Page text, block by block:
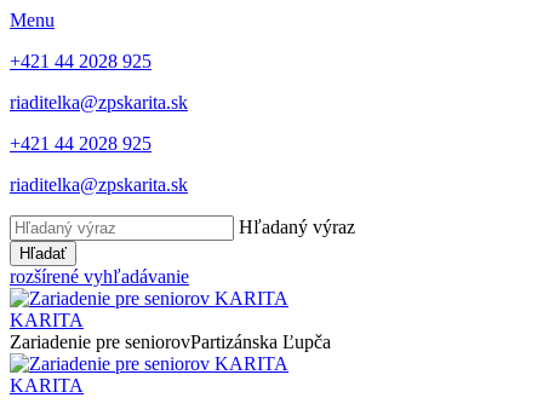
Menu
+421 44 2028 925
riaditelka@zpskarita.sk
+421 44 2028 925
riaditelka@zpskarita.sk
Hľadaný výraz
Hľadať
rozšírené vyhľadávanie
KARITA
Zariadenie pre seniorovPartizánska Ľupča
KARITA